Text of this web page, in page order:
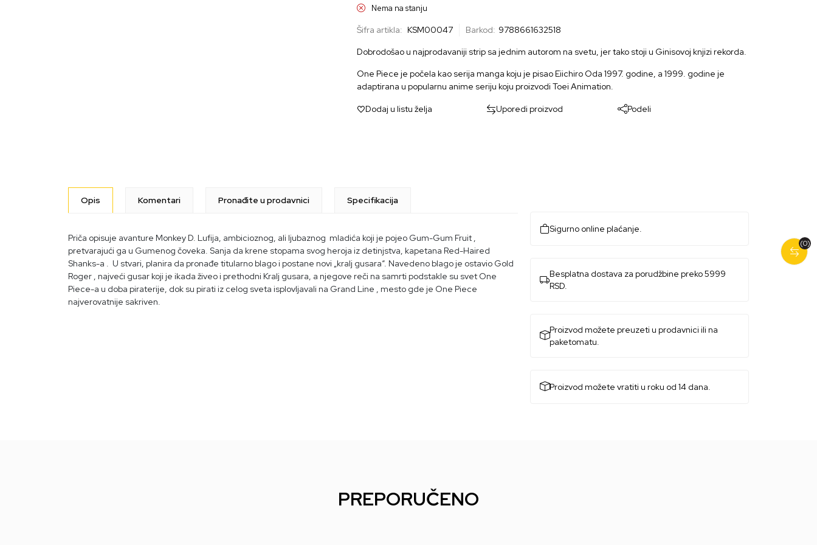
Nema na stanju
Šifra artikla: KSM00047 Barkod: 9788661632518
Dobrodošao u najprodavaniji strip sa jednim autorom na svetu, jer tako stoji u Ginisovoj knjizi rekorda.
One Piece je počela kao serija manga koju je pisao Eiichiro Oda 1997. godine, a 1999. godine je
adaptirana u popularnu anime seriju koju proizvodi Toei Animation.
Dodaj u listu želja Uporedi proizvod Podeli
(0)
Opis Komentari Pronađite u prodavnici Specifikacija
Priča opisuje avanture Monkey D. Lufija, ambicioznog, ali ljubaznog mladića koji je pojeo Gum-Gum Fruit ,
pretvarajući ga u Gumenog čoveka. Sanja da krene stopama svog heroja iz detinjstva, kapetana Red-Haired
Shanks-a . U stvari, planira da pronađe titularno blago i postane novi „kralj gusara“. Navedeno blago je ostavio Gold
Roger , najveći gusar koji je ikada živeo i prethodni Kralj gusara, a njegove reči na samrti podstakle su svet One
Piece-a u doba piraterije, dok su pirati iz celog sveta isplovljavali na Grand Line , mesto gde je One Piece
najverovatnije sakriven.
Sigurno online plaćanje.
Besplatna dostava za porudžbine preko 5999
RSD.
Proizvod možete preuzeti u prodavnici ili na
paketomatu.
Proizvod možete vratiti u roku od 14 dana.
PREPORUČENO